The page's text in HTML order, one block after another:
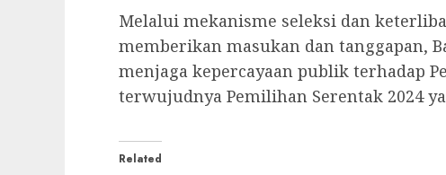
Melalui mekanisme seleksi dan
memberikan masukan dan tanggapan,
menjaga kepercayaan publik terhadap
terwujudnya Pemilihan Serentak 2024
Related